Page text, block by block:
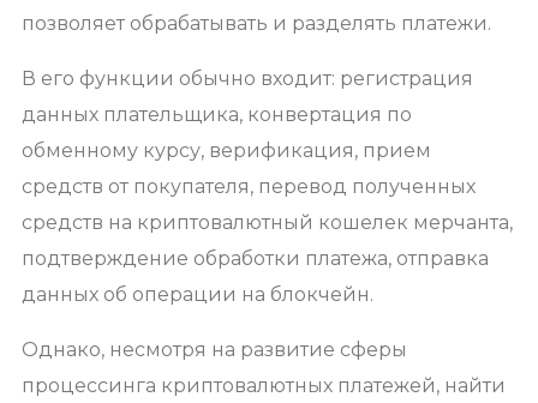
позволяет обрабатывать и разделять платежи.
В его функции обычно входит: регистрация
данных плательщика, конвертация по
обменному курсу, верификация, прием
средств от покупателя, перевод полученных
средств на криптовалютный кошелек мерчанта,
подтверждение обработки платежа, отправка
данных об операции на блокчейн.
Однако, несмотря на развитие сферы
процессинга криптовалютных платежей, найти